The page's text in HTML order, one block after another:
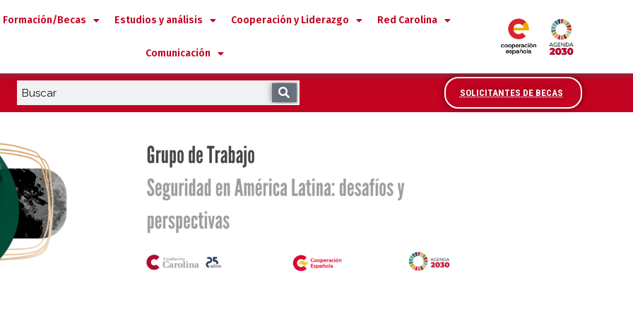
Formación/Becas Estudios y análisis Cooperación y Liderazgo Red Carolina
Comunicación
SOLICITANTES DE BECAS
2030 y el Desarrollo en Iberoamérica - Retos para las políticas